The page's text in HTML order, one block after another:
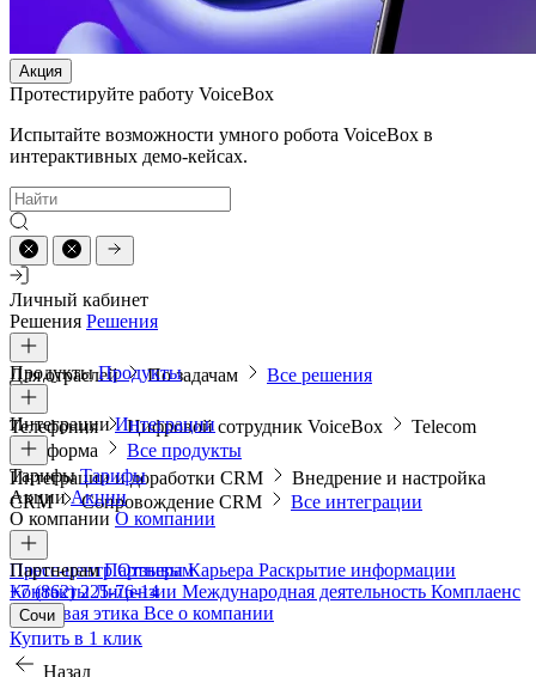
Акция
Протестируйте работу VoiceBox
Испытайте возможности умного робота VoiceBox в
интерактивных демо-кейсах.
Личный кабинет
Решения Решения
Для отраслей По задачам Все решения
ПродуктыПродукты
Телефония Цифровой сотрудник VoiceBox
Telecom
платформа
Все продукты
ИнтеграцииИнтеграции
Интеграции и доработки CRM
Внедрение и настройка
CRM
Сопровождение CRM Все интеграции
ТарифыТарифы
АкцииАкции
О компании О компании
Пресс-центрОтзывыКарьера Раскрытие информации
КонтактыЛицензии Международная деятельность Комплаенс
и деловая этика Все о компании
ПартнерамПартнерам
+7 (862) 225-76-14
Сочи
Купить в 1 клик
Назад